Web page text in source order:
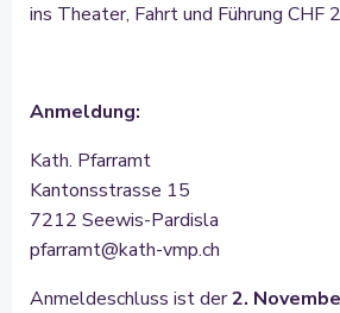
ins Theater, Fahrt und Führung CHF
Anmeldung:
Kath. Pfarramt
Kantonsstrasse 15
7212 Seewis-Pardisla
pfarramt@kath-vmp.ch
Anmeldeschluss ist der2.